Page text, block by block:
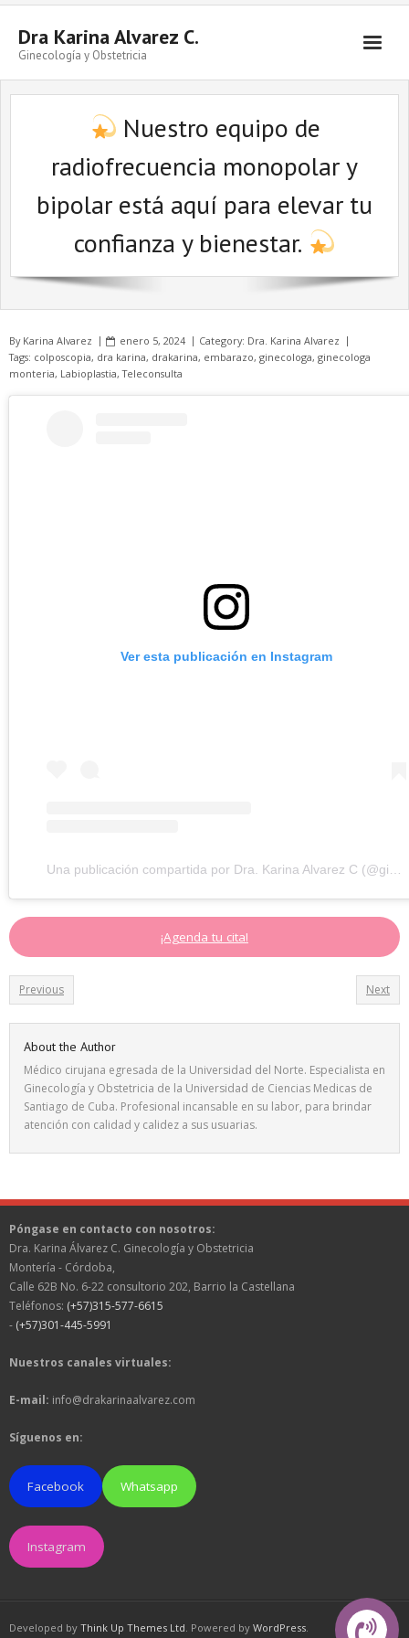
Skip
contentDra Karina Alvarez C.
Ginecología y Obstetricia
Nuestro equipo de
radiofrecuencia monopolar y
bipolar está aquí para elevar tu
confianza y bienestar.
By Karina Alvarez enero 5, 2024 Category: Dra. Karina Alvarez
Tags: colposcopia, dra karina, drakarina, embarazo, ginecologa, ginecologa
monteria, Labioplastia,Teleconsulta
Ver esta publicación en Instagram
¡Agenda tu cita!
Previous Next
About the Author
Médico cirujana egresada de la Universidad del Norte. Especialista en
Ginecología y Obstetricia de la Universidad de Ciencias Medicas de
Santiago de Cuba. Profesional incansable en su labor, para brindar
atención con calidad y calidez a sus usuarias.
Póngase en contacto con nosotros:
Dra. Karina Álvarez C. Ginecología y Obstetricia
Montería - Córdoba,
Calle 62B No. 6-22 consultorio 202, Barrio la Castellana
Teléfonos: (+57)315-577-6615
- (+57)301-445-5991
Nuestros canales virtuales:
E-mail: info@drakarinaalvarez.com
Síguenos en:
Facebook Whatsapp
Instagram
Developed by Think Up Themes Ltd . Powered by WordPress